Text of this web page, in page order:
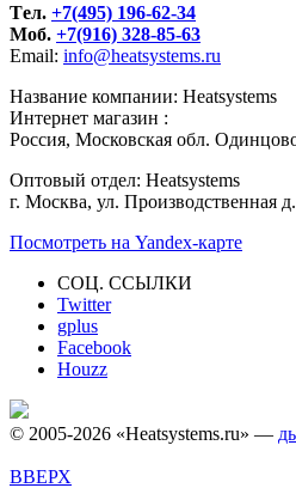
Tел. +7(495) 196-62-34
Моб. +7(916) 328-85-63
Email: info@heatsystems.ru
Название компании: Heatsystems
Интернет магазин :
Россия, Московская обл.
Оптовый отдел: Heatsystems
г. Москва, ул. Производственная
Посмотреть на Yandex-карте
СОЦ. ССЫЛКИ
Twitter
gplus
Facebook
Houzz
© 2005-2026 «Heatsystems.ru» —
ВВЕРХ